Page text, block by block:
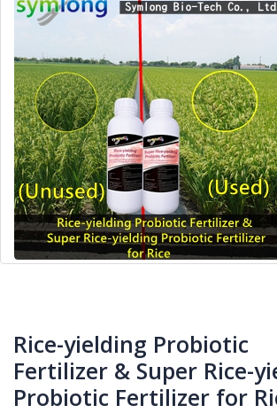
Rice-yielding Probiotic
Fertilizer & Super Rice-
Probiotic Fertilizer for